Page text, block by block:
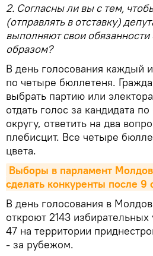
2. Согласны ли вы с тем,
(отправлять в отставку)
выполняют свои
образом?
В день голосования каждый
по четыре бюллетеня.
выбрать партию или
отдать голос за кандидата
округу, ответить на два
плебисцит. Все четыре
цвета.
Выборы в парламент
сделать конкуренты после 9
В день голосования в
откроют 2143 избирательных
47 на территории
- за рубежом.